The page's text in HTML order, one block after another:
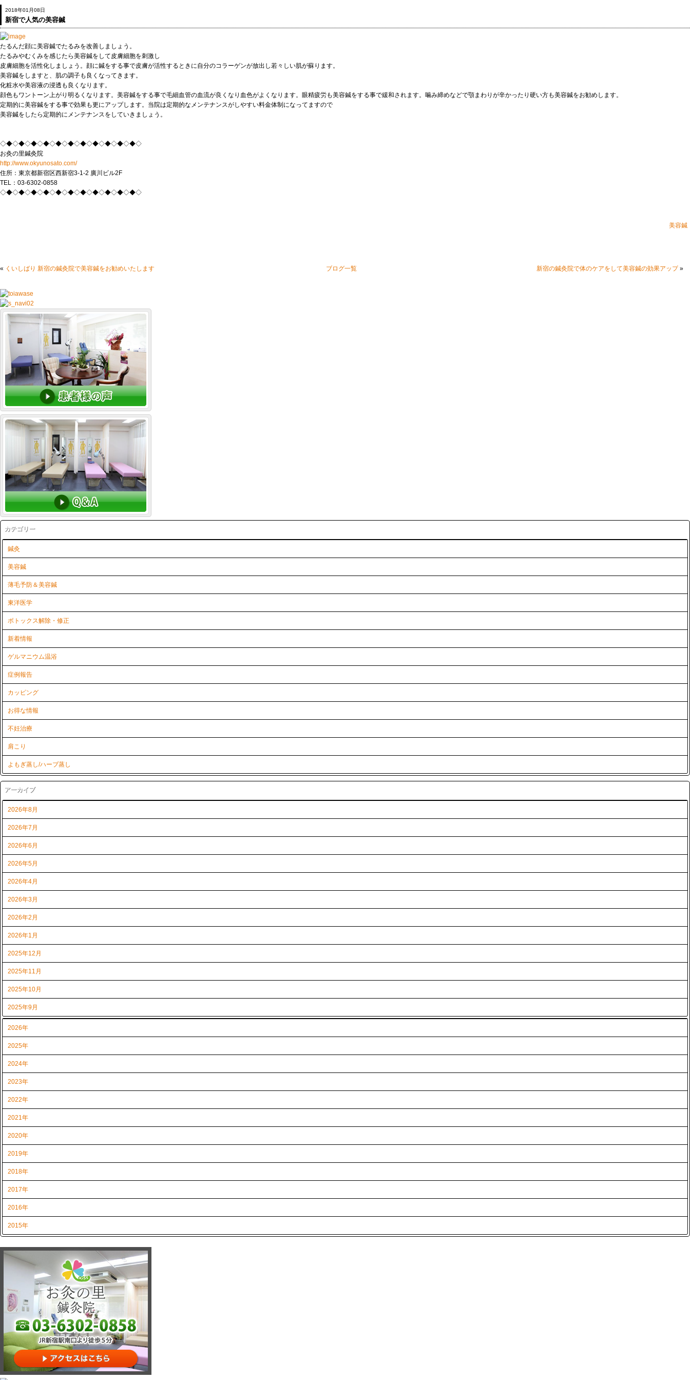
2018年01月08日
新宿で人気の美容鍼
たるんだ顔に美容鍼でたるみを改善しましょう。
たるみやむくみを感じたら美容鍼をして皮膚細胞を刺激し
皮膚細胞を活性化しましょう。顔に鍼をする事で皮膚が活性するときに自分のコラーゲンが放出し若々しい肌が蘇ります。
美容鍼をしますと、肌の調子も良くなってきます。
化粧水や美容液の浸透も良くなります。
顔色もワントーン上がり明るくなります。美容鍼をする事で毛細血管の血流が良くなり血色がよくなります。眼精疲労も美容鍼をする事で緩和されます。噛み締めなどで顎まわりが辛かったり硬い方も美容鍼をお勧めします。
定期的に美容鍼をする事で効果も更にアップします。当院は定期的なメンテナンスがしやすい料金体制になってますので
美容鍼をしたら定期的にメンテナンスをしていきましょう。
◇◆◇◆◇◆◇◆◇◆◇◆◇◆◇◆◇◆◇◆◇◆◇
お灸の里鍼灸院
http://www.okyunosato.com/
住所：東京都新宿区西新宿3-1-2 廣川ビル2F
TEL：03-6302-0858
◇◆◇◆◇◆◇◆◇◆◇◆◇◆◇◆◇◆◇◆◇◆◇
美容鍼
« くいしばり 新宿の鍼灸院で美容鍼をお勧めいたします ブログ一覧 新宿の鍼灸院で体のケアをして美容鍼の効果アップ»
カテゴリー
鍼灸
美容鍼
薄毛予防＆美容鍼
東洋医学
ボトックス解除・修正
新着情報
ゲルマニウム温浴
症例報告
カッピング
お得な情報
不妊治療
肩こり
よもぎ蒸し/ハーブ蒸し
アーカイブ
2026年8月
2026年7月
2026年6月
2026年5月
2026年4月
2026年3月
2026年2月
2026年1月
2025年12月
2025年11月
2025年10月
2025年9月
2026年
2025年
2024年
2023年
2022年
2021年
2020年
2019年
2018年
2017年
2016年
2015年